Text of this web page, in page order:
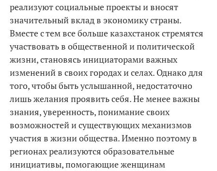
реализуют социальные проекты и вносят
значительный вклад в экономику страны.
Вместе с тем все больше казахстанок стремятся
участвовать в общественной и политической
жизни, становясь инициаторами важных
изменений в своих городах и селах. Однако для
того, чтобы быть услышанной, недостаточно
лишь желания проявить себя. Не менее важны
знания, уверенность, понимание своих
возможностей и существующих механизмов
участия в жизни общества. Именно поэтому в
регионах реализуются образовательные
инициативы, помогающие женщинам